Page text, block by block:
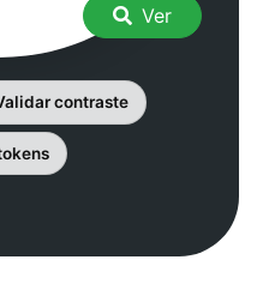
Ver
contraste